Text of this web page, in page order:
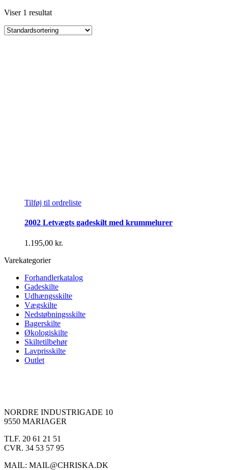
Viser 1 resultat
Tilføj til ordreliste
2002 Letvægts gadeskilt med krummelurer
1.195,00 kr.
Varekategorier
Forhandlerkatalog
Gadeskilte
Udhængsskilte
Vægskilte
Nedstøbningsskilte
Bagerskilte
Økologiskilte
Skiltetilbehør
Lavprisskilte
Outlet
NORDRE INDUSTRIGADE 10
9550 MARIAGER
TLF. 20 61 21 51
CVR. 34 53 57 95
MAIL: MAIL@CHRISKA.DK